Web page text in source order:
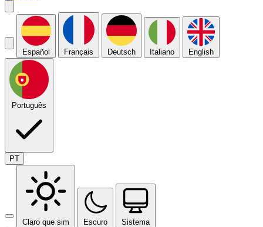
Español Français Deutsch Italiano English
Português
PT
Claro que sim Escuro Sistema